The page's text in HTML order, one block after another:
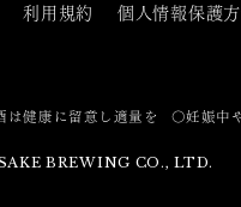
利用規約 個人情報保護
は健康に留意し適量を 〇妊娠中
BREWING CO., LTD.